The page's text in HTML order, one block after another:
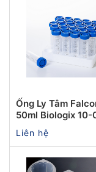
Ống Ly Tâm
50ml Biologix 10-
Liên hệ